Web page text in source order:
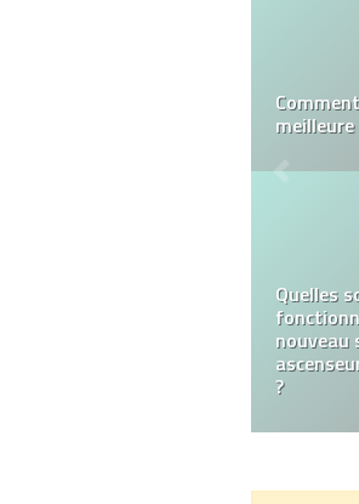
Le dahlia
du
LA
une
réussi